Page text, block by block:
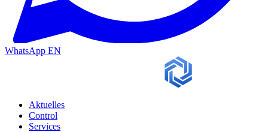
WhatsApp EN
Aktuelles
Control
Services